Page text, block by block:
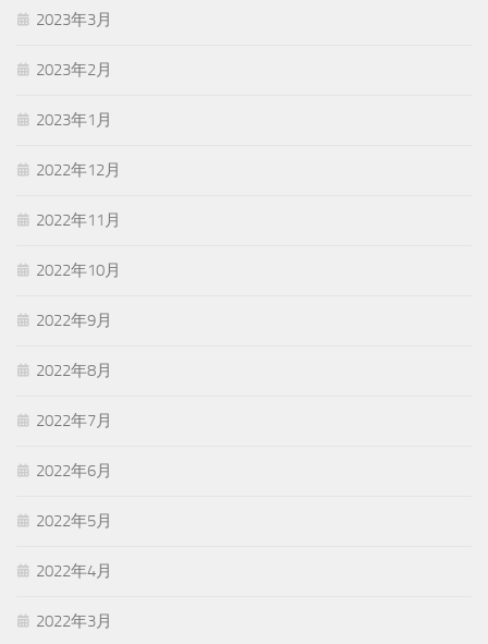
2023年3月
2023年2月
2023年1月
2022年12月
2022年11月
2022年10月
2022年9月
2022年8月
2022年7月
2022年6月
2022年5月
2022年4月
2022年3月